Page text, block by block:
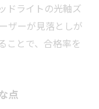
ドライトの光軸ズ
ザーが見落としが
ことで、合格率を
点